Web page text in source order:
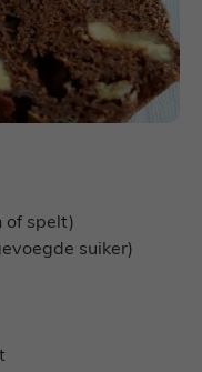
of spelt)
suiker)